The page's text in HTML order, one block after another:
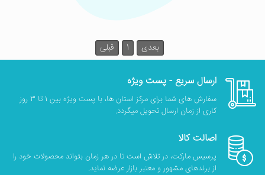
قبلی 1 بعدی
ارسال سریع - پست ویژه
سفارش های شما برای مرکز استان ها، با پست ویژه بین 1 تا 3 روز
کاری از زمان ارسال تحویل میگردد.
اصالت کالا
پرسیس مارکت، در تلاش است تا در هر زمان بتواند محصولات خود را
از برندهای مشهور و معتبر بازار عرضه نماید.